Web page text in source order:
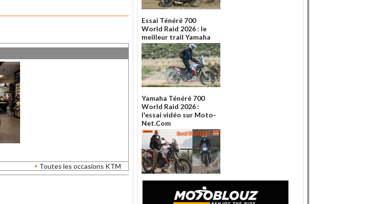
Toutes les occasions KTM
Essai Ténéré 700
World Raid 2026 : le
meilleur trail Yamaha
Yamaha Ténéré 700
World Raid 2026 :
l'essai vidéo sur Moto-
Net.Com